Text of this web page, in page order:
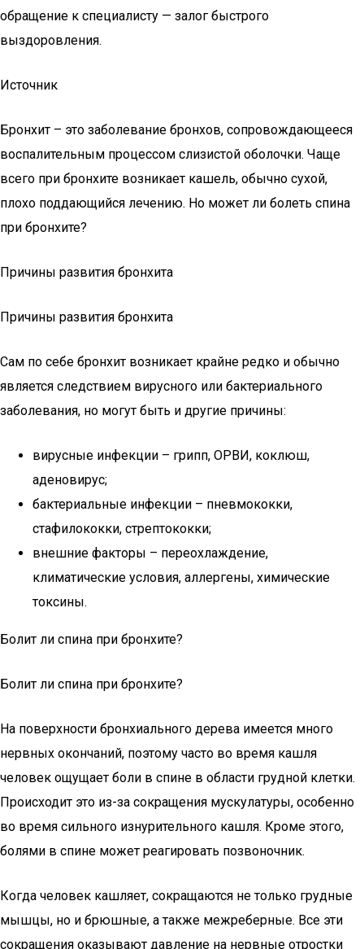
обращение к специалисту — залог быстрого
выздоровления.
Источник
Бронхит – это заболевание бронхов, сопровождающееся
воспалительным процессом слизистой оболочки. Чаще
всего при бронхите возникает кашель, обычно сухой,
плохо поддающийся лечению. Но может ли болеть спина
при бронхите?
Причины развития бронхита
Причины развития бронхита
Сам по себе бронхит возникает крайне редко и обычно
является следствием вирусного или бактериального
заболевания, но могут быть и другие причины:
вирусные инфекции – грипп, ОРВИ, коклюш,
аденовирус;
бактериальные инфекции – пневмококки,
стафилококки, стрептококки;
внешние факторы – переохлаждение,
климатические условия, аллергены, химические
токсины.
Болит ли спина при бронхите?
Болит ли спина при бронхите?
На поверхности бронхиального дерева имеется много
нервных окончаний, поэтому часто во время кашля
человек ощущает боли в спине в области грудной клетки.
Происходит это из-за сокращения мускулатуры, особенно
во время сильного изнурительного кашля. Кроме этого,
болями в спине может реагировать позвоночник.
Когда человек кашляет, сокращаются не только грудные
мышцы, но и брюшные, а также межреберные. Все эти
сокращения оказывают давление на нервные отростки